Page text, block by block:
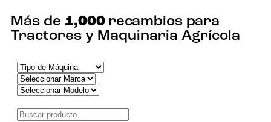
Más de 1,000 recambios para
Tractores y Maquinaria Agrícola